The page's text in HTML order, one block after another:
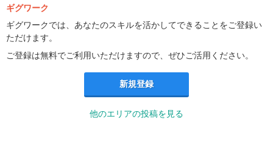
ギグワーク
ギグワークでは、あなたのスキルを活かしてできることをご登録い
ただけます。
ご登録は無料でご利用いただけますので、ぜひご活用ください。
新規登録
他のエリアの投稿を見る